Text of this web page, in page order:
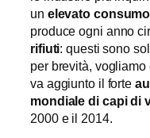
un elevato
produce ogni anno
rifiuti: questi sono
per brevità,
va aggiunto il forte
mondiale di capi di
2000 e il 2014.